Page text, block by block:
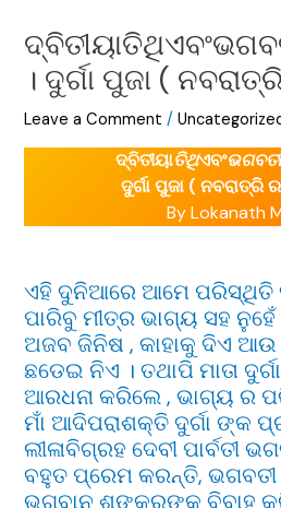
। ଦୁର୍ଗା ପୁଜା (
Leave a Comment /
ଦ୍ବିତୀୟାତିଥିଏବଂଭଗବତୀ
ଦୁର୍ଗା ପୁଜା ( ନବରାତ୍ରି
By Lokanath
ଏହି ଦୁନିଆରେ ଆମେ ପରିସ୍ଥିତି
ପାରିବୁ ମୀତ୍ର ଭାଗ୍ୟ ସହ
ଅଜବ ଜିନିଷ , କାହାକୁ ଦିଏ ଆଉ
ଛଡେଇ ନିଏ । ତଥାପି ମାତା
ଆରଧନା କରିଲେ , ଭାଗ୍ୟ ର
ମାଁ ଆଦିପରାଶକ୍ତି ଦୁର୍ଗା ଙ୍କ
ଲୀଳାବିଗ୍ରହ ଦେବୀ ପାର୍ବତୀ
ବହୁତ ପ୍ରେମ କରନ୍ତି, ଭଗବତୀ
ଭଗବାନ ଶଙ୍କରଙ୍କୁ ବିବାହ